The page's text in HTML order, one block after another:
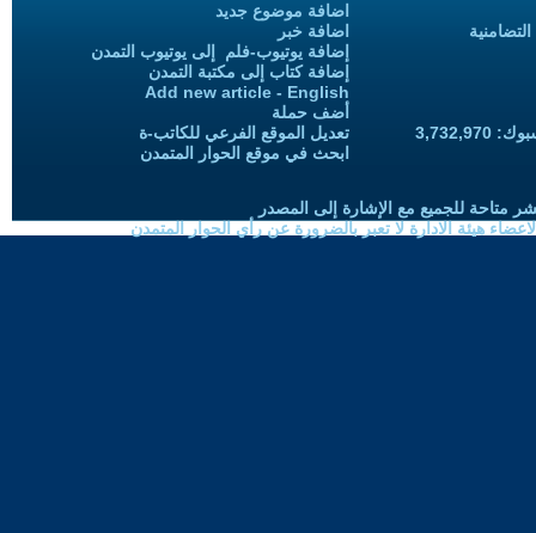
اضافة موضوع جديد
اضافة خبر
إضافة يوتيوب-فلم إلى يوتيوب التمدن
إضافة كتاب إلى مكتبة التمدن
Add new article - English
أضف حملة
تعديل الموقع الفرعي للكاتب-ة
ابحث في موقع الحوار المتمدن
متاحة للجميع مع الإشارة إلى المصدر
هيئة الادارة لا تعبر بالضرورة عن رأي الحوار المتمدن